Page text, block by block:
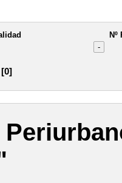
Nº
-